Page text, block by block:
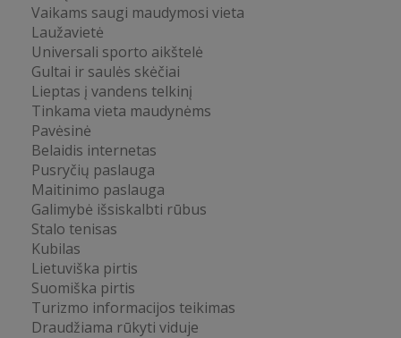
Vaikams saugi maudymosi vieta
Laužavietė
Universali sporto aikštelė
Gultai ir saulės skėčiai
Lieptas į vandens telkinį
Tinkama vieta maudynėms
Pavėsinė
Belaidis internetas
Pusryčių paslauga
Maitinimo paslauga
Galimybė išsiskalbti rūbus
Stalo tenisas
Kubilas
Lietuviška pirtis
Suomiška pirtis
Turizmo informacijos teikimas
Draudžiama rūkyti viduje